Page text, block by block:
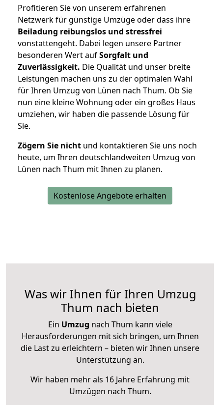
Profitieren Sie von unserem erfahrenen
Netzwerk für günstige Umzüge oder dass ihre
Beiladung reibungslos und stressfrei
vonstattengeht. Dabei legen unsere Partner
besonderen Wert aufSorgfalt und
Zuverlässigkeit. Die Qualität und unser breite
Leistungen machen uns zu der optimalen Wahl
für Ihren Umzug von Lünen nach Thum. Ob Sie
nun eine kleine Wohnung oder ein großes Haus
umziehen, wir haben die passende Lösung für
Sie.
Zögern Sie nicht und kontaktieren Sie uns noch
heute, um Ihren deutschlandweiten Umzug von
Lünen nach Thum mit Ihnen zu planen.
Kostenlose Angebote erhalten
Was wir Ihnen für Ihren Umzug
Thum nach bieten
Ein Umzug nach Thum kann viele
Herausforderungen mit sich bringen, um Ihnen
die Last zu erleichtern – bieten wir Ihnen unsere
Unterstützung an.
Wir haben mehr als 16 Jahre Erfahrung mit
Umzügen nach Thum.